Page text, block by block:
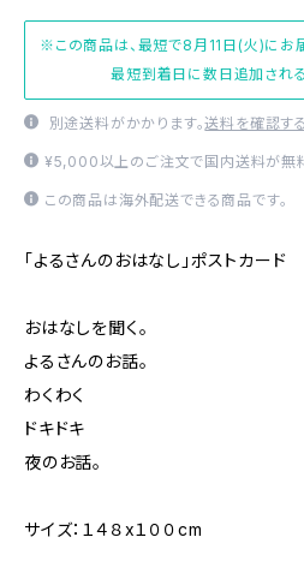
※この商品は、最短で8月11日(火)にお届
最短到着日に数日追加される
別途送料がかかります。送料を確認する
¥5,000以上のご注文で国内送料が無料
この商品は海外配送できる商品です。
「よるさんのおはなし」ポストカード
おはなしを聞く。
よるさんのお話。
わくわく
ドキドキ
夜のお話。
サイズ：１４８x１００cm